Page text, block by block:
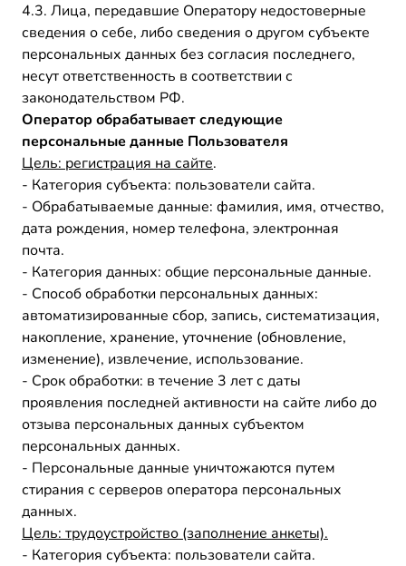
4.3. Лица, передавшие Оператору недостоверные
сведения о себе, либо сведения о другом субъекте
персональных данных без согласия последнего,
несут ответственность в соответствии с
законодательством РФ.
Оператор обрабатывает следующие
персональные данные Пользователя
Цель: регистрация на сайте.
- Категория субъекта: пользователи сайта.
- Обрабатываемые данные: фамилия, имя, отчество,
дата рождения, номер телефона, электронная
почта.
- Категория данных: общие персональные данные.
- Способ обработки персональных данных:
автоматизированные сбор, запись, систематизация,
накопление, хранение, уточнение (обновление,
изменение), извлечение, использование.
- Срок обработки: в течение 3 лет с даты
проявления последней активности на сайте либо до
отзыва персональных данных субъектом
персональных данных.
- Персональные данные уничтожаются путем
стирания с серверов оператора персональных
данных.
Цель: трудоустройство (заполнение анкеты).
- Категория субъекта: пользователи сайта.